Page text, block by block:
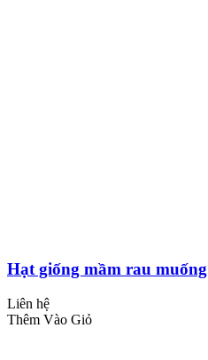
Hạt giống mầm rau muống
Liên hệ
Thêm Vào Giỏ